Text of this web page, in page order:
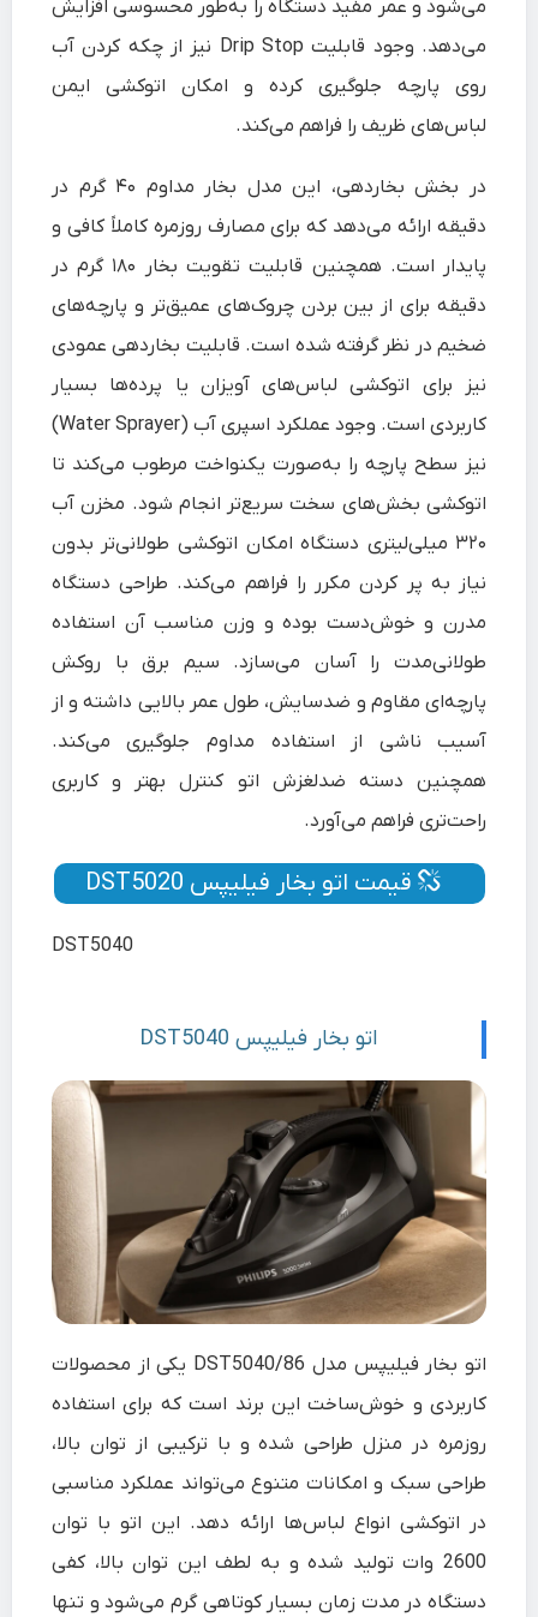
می‌شود و عمر مفید دستگاه را به‌طور محسوسی افزایش
می‌دهد. وجود قابلیت Drip Stop نیز از چکه کردن آب
روی پارچه جلوگیری کرده و امکان اتوکشی ایمن
لباس‌های ظریف را فراهم می‌کند.
در بخش بخاردهی، این مدل بخار مداوم ۴۰ گرم در
دقیقه ارائه می‌دهد که برای مصارف روزمره کاملاً کافی و
پایدار است. همچنین قابلیت تقویت بخار ۱۸۰ گرم در
دقیقه برای از بین بردن چروک‌های عمیق‌تر و پارچه‌های
ضخیم در نظر گرفته شده است. قابلیت بخاردهی عمودی
نیز برای اتوکشی لباس‌های آویزان یا پرده‌ها بسیار
کاربردی است. وجود عملکرد اسپری آب (Water Sprayer)
نیز سطح پارچه را به‌صورت یکنواخت مرطوب می‌کند تا
اتوکشی بخش‌های سخت سریع‌تر انجام شود. مخزن آب
۳۲۰ میلی‌لیتری دستگاه امکان اتوکشی طولانی‌تر بدون
نیاز به پر کردن مکرر را فراهم می‌کند. طراحی دستگاه
مدرن و خوش‌دست بوده و وزن مناسب آن استفاده
طولانی‌مدت را آسان می‌سازد. سیم برق با روکش
پارچه‌ای مقاوم و ضدسایش، طول عمر بالایی داشته و از
آسیب ناشی از استفاده مداوم جلوگیری می‌کند.
همچنین دسته ضدلغزش اتو کنترل بهتر و کاربری
راحت‌تری فراهم می‌آورد.
قیمت اتو بخار فیلیپس DST5020
DST5040
اتو بخار فیلیپس DST5040
اتو بخار فیلیپس مدل DST5040/86 یکی از محصولات
کاربردی و خوش‌ساخت این برند است که برای استفاده
روزمره در منزل طراحی شده و با ترکیبی از توان بالا،
طراحی سبک و امکانات متنوع می‌تواند عملکرد مناسبی
در اتوکشی انواع لباس‌ها ارائه دهد. این اتو با توان
2600 وات تولید شده و به لطف این توان بالا، کفی
دستگاه در مدت زمان بسیار کوتاهی گرم می‌شود و تنها